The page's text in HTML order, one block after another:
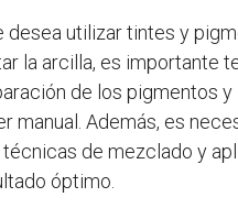
desea utilizar tintes y
la arcilla, es importante
de los pigmentos y
manual. Además, es
de mezclado y
óptimo.